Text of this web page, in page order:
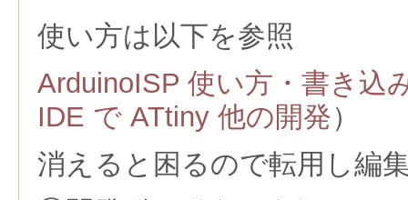
使い方は以下を参照
ArduinoISP 使い方・書き込
IDE で ATtiny 他の開発）
消えると困るので転用し編